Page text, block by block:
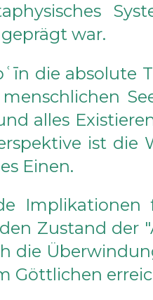
war.
die absolute
alles
ist
Einen.
Zustand der
die
Göttlichen